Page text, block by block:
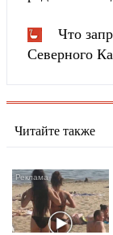
Что
Северного
Читайте также